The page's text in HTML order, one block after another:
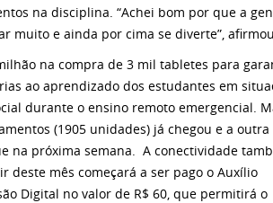
na disciplina. “Achei bom por que a
muito e ainda por cima se diverte”,
na compra de 3 mil tabletes para
ao aprendizado dos estudantes em
durante o ensino remoto emergencial.
(1905 unidades) já chegou e a outra
na próxima semana. A conectividade
deste mês começará a ser pago o Auxílio
Digital no valor de R$ 60, que permitirá o